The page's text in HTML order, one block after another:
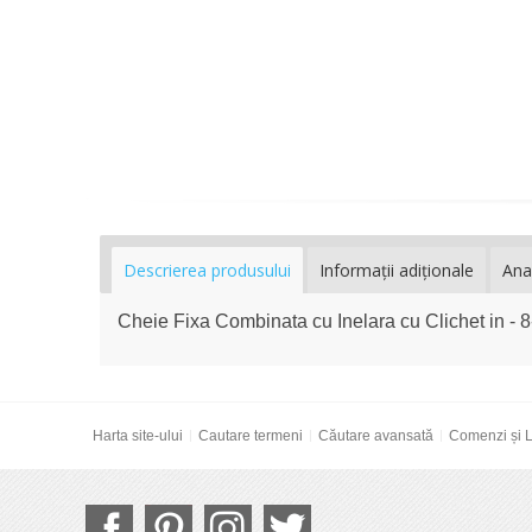
Descrierea produsului Informaţii adiţionale
Cheie Fixa Combinata cu Inelara cu Clichet in -
Harta site-ului Cautare termeni Căutare avansată Comenzi și